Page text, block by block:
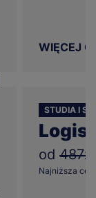
WIĘCEJ
STUDIA I
od 487zł
Najniższa